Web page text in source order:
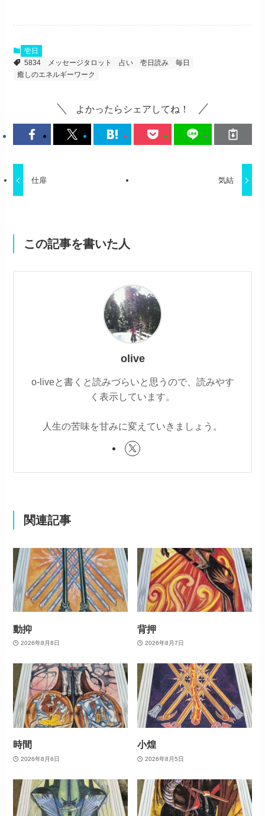
壱日
5834
メッセージタロット 占い 壱日読み
毎日
癒しのエネルギーワーク
よかったらシェアしてね！
仕扉 気結
この記事を書いた人
olive
o-liveと書くと読みづらいと思うので、読みやす
く表示しています。
人生の苦味を甘みに変えていきましょう。
関連記事
動抑
2026年8月8日
背押
2026年8月7日
時間
2026年8月6日
小煌
2026年8月5日